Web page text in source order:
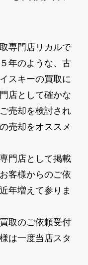
専門店リカルで
年のような、古
スキーの買取に
店として確かな
売却を検討され
売却をオススメ
門店として掲載
客様からのご依
年増えて参りま
取のご依頼受付
は一度当店スタ